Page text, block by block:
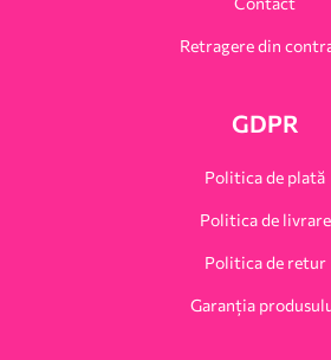
Retragere din
GDPR
Politica de plată
Politica de livrare
Politica de retur
Garanția